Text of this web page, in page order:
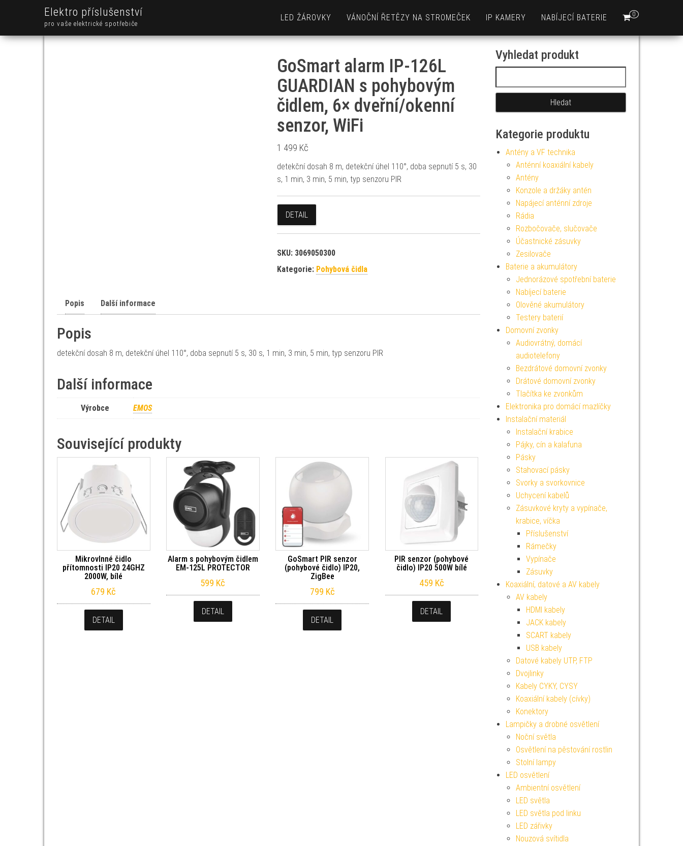
Elektro příslušenství
pro vaše elektrické spotřebiče
0
LED ŽÁROVKY VÁNOČNÍ ŘETĚZY NA STROMEČEK IP KAMERY NABÍJECÍ BATERIE
GoSmart alarm IP‑126L
GUARDIAN s pohybovým
čidlem, 6× dveřní/okenní
senzor, WiFi
1 499 Kč
detekční dosah 8 m, detekční úhel 110°, doba sepnutí 5 s, 30
s, 1 min, 3 min, 5 min, typ senzoru PIR
DETAIL
SKU: 3069050300
Kategorie: Pohybová čidla
Popis Další informace
Popis
detekční dosah 8 m, detekční úhel 110°, doba sepnutí 5 s, 30 s, 1 min, 3 min, 5 min, typ senzoru PIR
Další informace
Výrobce EMOS
Související produkty
Mikrovlnné čidlo
přítomnosti IP20 24GHZ
2000W, bílé
679 Kč
DETAIL
Alarm s pohybovým čidlem
EM‑125L PROTECTOR
599 Kč
DETAIL
GoSmart PIR senzor
(pohybové čidlo) IP20,
ZigBee
799 Kč
DETAIL
PIR senzor (pohybové
čidlo) IP20 500W bílé
459 Kč
DETAIL
Vyhledat produkt
Kategorie produktu
Antény a VF technika
Anténní koaxiální kabely
Antény
Konzole a držáky antén
Napájecí anténní zdroje
Rádia
Rozbočovače, slučovače
Účastnické zásuvky
Zesilovače
Baterie a akumulátory
Jednorázové spotřební baterie
Nabíjecí baterie
Olověné akumulátory
Testery baterií
Domovní zvonky
Audiovrátný, domácí
audiotelefony
Bezdrátové domovní zvonky
Drátové domovní zvonky
Tlačítka ke zvonkům
Elektronika pro domácí mazlíčky
Instalační materiál
Instalační krabice
Pájky, cín a kalafuna
Pásky
Stahovací pásky
Svorky a svorkovnice
Uchycení kabelů
Zásuvkové kryty a vypínače,
krabice, víčka
Příslušenství
Rámečky
Vypínače
Zásuvky
Koaxiální, datové a AV kabely
AV kabely
HDMI kabely
JACK kabely
SCART kabely
USB kabely
Datové kabely UTP, FTP
Dvojlinky
Kabely CYKY, CYSY
Koaxiální kabely (cívky)
Konektory
Lampičky a drobné osvětlení
Noční světla
Osvětlení na pěstování rostlin
Stolní lampy
LED osvětlení
Ambientní osvětlení
LED světla
LED světla pod linku
LED zářivky
Nouzová svítidla